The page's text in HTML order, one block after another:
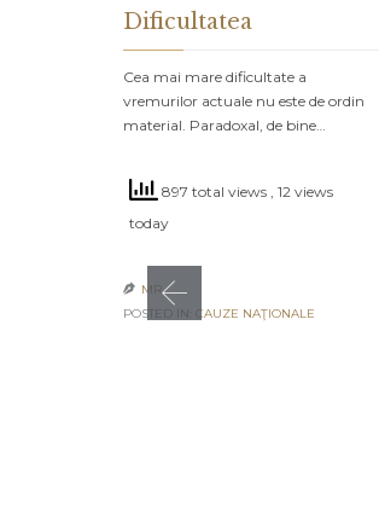
Dificultatea
Cea mai mare dificultate a
vremurilor actuale nu este de ordin
material. Paradoxal, de bine…
897 total views , 12 views
today
 MR
POSTED IN: CAUZE NAŢIONALE